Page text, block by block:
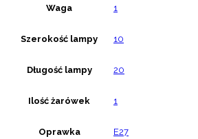
Waga 1
Szerokość lampy 10
Długość lampy 20
Ilość żarówek 1
Oprawka E27